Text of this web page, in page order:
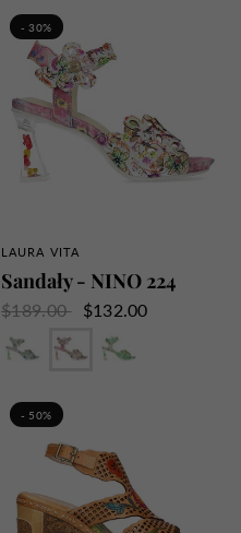
- 30%
SZYBKI PRZEGLĄD
LAURA VITA
Sandały - NINO 224
$189.00
$132.00
- 50%